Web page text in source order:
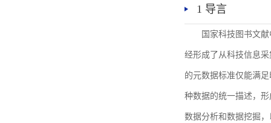
1 导言
国家科技图书文
经形成了从科技信息
的元数据标准仅能满
种数据的统一描述，
数据分析和数据挖掘